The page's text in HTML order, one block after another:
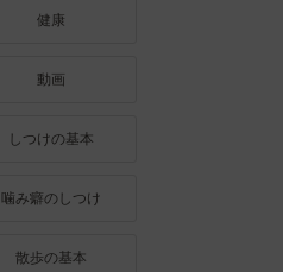
健康
動画
しつけの基本
噛み癖のしつけ
散歩の基本